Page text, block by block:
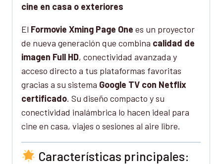
cine en casa o exteriores
El Formovie Xming Page One es un proyector
de nueva generación que combina calidad de
imagen Full HD, conectividad avanzada y
acceso directo a tus plataformas favoritas
gracias a su sistema Google TV con Netflix
certificado. Su diseño compacto y su
conectividad inalámbrica lo hacen ideal para
cine en casa, viajes o sesiones al aire libre.
Características principales: